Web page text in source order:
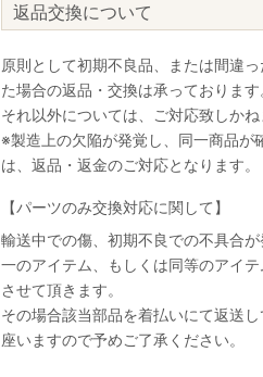
返品交換について
原則として初期不良品、または間違
た場合の返品・交換は承っております
それ以外については、ご対応致しかね
※製造上の欠陥が発覚し、同一商品が
は、返品・返金のご対応となります。
【パーツのみ交換対応に関して】
輸送中での傷、初期不良での不具合
一のアイテム、もしくは同等のアイ
させて頂きます。
その場合該当部品を着払いにて返送
座いますので予めご了承ください。